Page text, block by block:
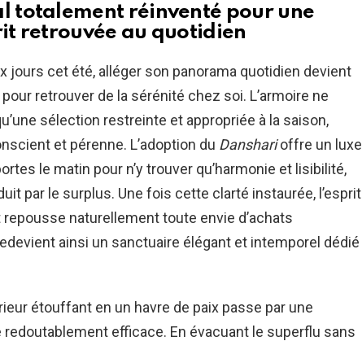
totalement réinventé pour une
retrouvée au quotidien
jours cet été, alléger son panorama quotidien devient
pour retrouver de la sérénité chez soi. L’armoire ne
sélection restreinte et appropriée à la saison,
et pérenne. L’adoption du Dansharioffre un luxe
le matin pour n’y trouver qu’harmonie et lisibilité,
par le surplus. Une fois cette clarté instaurée, l’esprit
naturellement toute envie d’achats
ainsi un sanctuaire élégant et intemporel dédié
étouffant en un havre de paix passe par une
efficace. En évacuant le superflu sans